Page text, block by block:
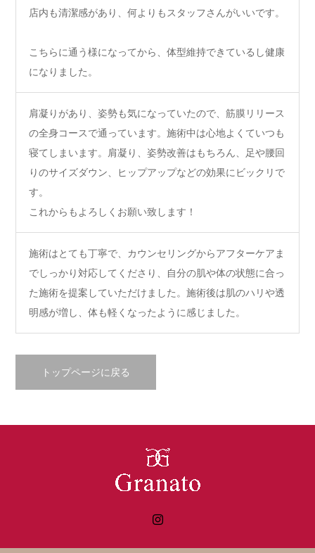
店内も清潔感があり、何よりもスタッフさんがいいです。
こちらに通う様になってから、体型維持できているし健康
になりました。
肩凝りがあり、姿勢も気になっていたので、筋膜リリース
の全身コースで通っています。施術中は心地よくていつも
寝てしまいます。肩凝り、姿勢改善はもちろん、足や腰回
りのサイズダウン、ヒップアップなどの効果にビックリで
す。
これからもよろしくお願い致します！
施術はとても丁寧で、カウンセリングからアフターケアま
でしっかり対応してくださり、自分の肌や体の状態に合っ
た施術を提案していただけました。施術後は肌のハリや透
明感が増し、体も軽くなったように感じました。
トップページに戻る